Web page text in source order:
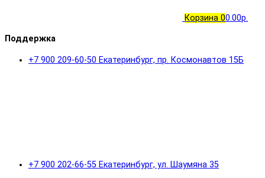
Корзина 00.00р.
Поддержка
+7 900 209-60-50 Екатеринбург, пр. Космонавтов 15Б
+7 900 202-66-55 Екатеринбург, ул. Шаумяна 35